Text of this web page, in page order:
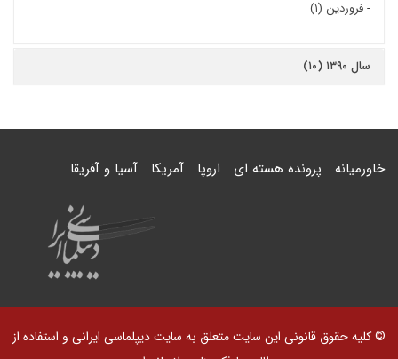
-فروردین (۱)
سال ۱۳۹۰ (۱۰)
خاورمیانه پرونده هسته ای اروپا آمریکا آسیا و آفریقا
© کلیه حقوق قانونی این سایت متعلق به سایت دیپلماسی ایرانی و استفاده از